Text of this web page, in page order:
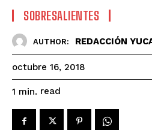
SOBRESALIENTES
AUTHOR: REDACCIÓN
octubre 16, 2018
1 min. read